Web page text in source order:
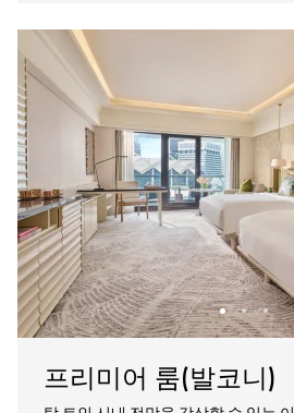
프리미어 룸(발코니)